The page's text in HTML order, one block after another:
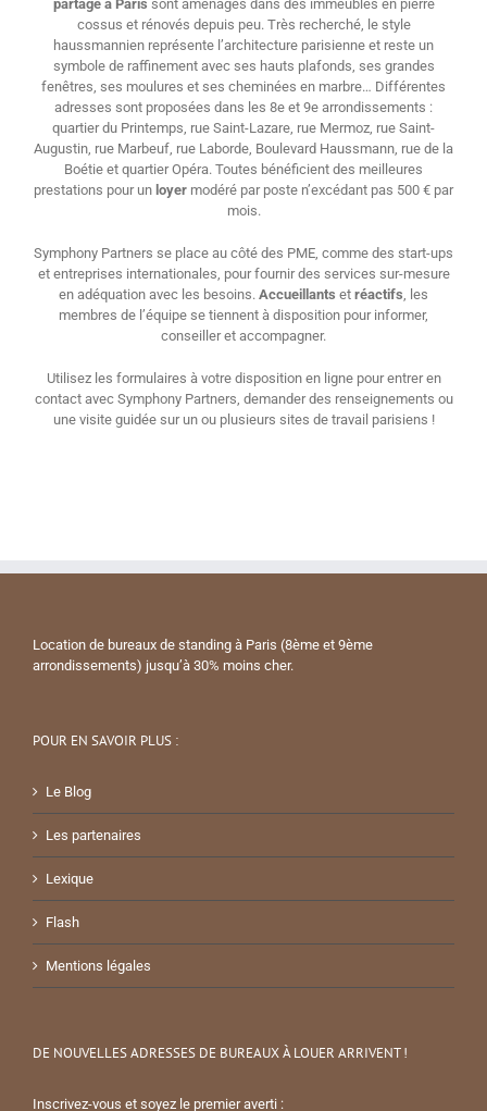
partage à Paris sont aménagés dans des immeubles en pierre
cossus et rénovés depuis peu. Très recherché, le style
haussmannien représente l’architecture parisienne et reste un
symbole de raffinement avec ses hauts plafonds, ses grandes
fenêtres, ses moulures et ses cheminées en marbre… Différentes
adresses sont proposées dans les 8e et 9e arrondissements :
quartier du Printemps, rue Saint-Lazare, rue Mermoz, rue Saint-
Augustin, rue Marbeuf, rue Laborde, Boulevard Haussmann, rue de la
Boétie et quartier Opéra. Toutes bénéficient des meilleures
prestations pour un loyer modéré par poste n’excédant pas 500 € par
mois.
Symphony Partners se place au côté des PME, comme des start-ups
et entreprises internationales, pour fournir des services sur-mesure
en adéquation avec les besoins. Accueillants et réactifs, les
membres de l’équipe se tiennent à disposition pour informer,
conseiller et accompagner.
Utilisez les formulaires à votre disposition en ligne pour entrer en
contact avec Symphony Partners, demander des renseignements ou
une visite guidée sur un ou plusieurs sites de travail parisiens !
Location de bureaux de standing à Paris (8ème et 9ème
arrondissements) jusqu’à 30% moins cher.
POUR EN SAVOIR PLUS :
Le Blog
Les partenaires
Lexique
Flash
Mentions légales
DE NOUVELLES ADRESSES DE BUREAUX À LOUER ARRIVENT !
Inscrivez-vous et soyez le premier averti :